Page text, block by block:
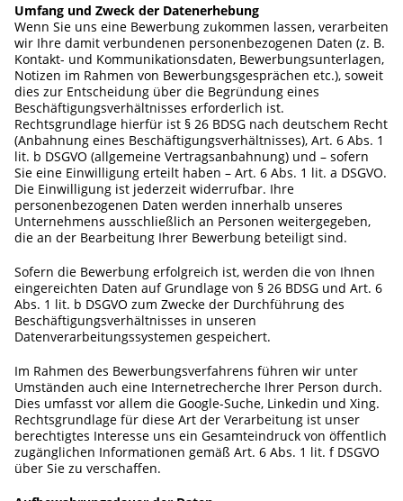
Umfang und Zweck der Datenerhebung
Wenn Sie uns eine Bewerbung zukommen lassen, verarbeiten
wir Ihre damit verbundenen personenbezogenen Daten (z. B.
Kontakt- und Kommunikationsdaten, Bewerbungsunterlagen,
Notizen im Rahmen von Bewerbungsgesprächen etc.), soweit
dies zur Entscheidung über die Begründung eines
Beschäftigungsverhältnisses erforderlich ist.
Rechtsgrundlage hierfür ist § 26 BDSG nach deutschem Recht
(Anbahnung eines Beschäftigungsverhältnisses), Art. 6 Abs. 1
lit. b DSGVO (allgemeine Vertragsanbahnung) und – sofern
Sie eine Einwilligung erteilt haben – Art. 6 Abs. 1 lit. a DSGVO.
Die Einwilligung ist jederzeit widerrufbar. Ihre
personenbezogenen Daten werden innerhalb unseres
Unternehmens ausschließlich an Personen weitergegeben,
die an der Bearbeitung Ihrer Bewerbung beteiligt sind.
Sofern die Bewerbung erfolgreich ist, werden die von Ihnen
eingereichten Daten auf Grundlage von § 26 BDSG und Art. 6
Abs. 1 lit. b DSGVO zum Zwecke der Durchführung des
Beschäftigungsverhältnisses in unseren
Datenverarbeitungssystemen gespeichert.
Im Rahmen des Bewerbungsverfahrens führen wir unter
Umständen auch eine Internetrecherche Ihrer Person durch.
Dies umfasst vor allem die Google-Suche, Linkedin und Xing.
Rechtsgrundlage für diese Art der Verarbeitung ist unser
berechtigtes Interesse uns ein Gesamteindruck von öffentlich
zugänglichen Informationen gemäß Art. 6 Abs. 1 lit. f DSGVO
über Sie zu verschaffen.